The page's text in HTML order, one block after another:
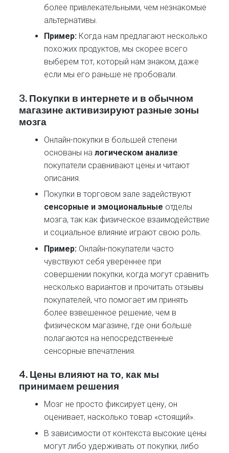
более привлекательными, чем незнакомые
альтернативы.
Пример: Когда нам предлагают несколько
похожих продуктов, мы скорее всего
выберем тот, который нам знаком, даже
если мы его раньше не пробовали.
3. Покупки в интернете и в обычном
магазине активизируют разные зоны
мозга
Онлайн-покупки в большей степени
основаны налогическом анализе:
покупатели сравнивают цены и читают
описания.
Покупки в торговом зале задействуют
сенсорные и эмоциональные отделы
мозга, так как физическое взаимодействие
и социальное влияние играют свою роль.
Пример: Онлайн-покупатели часто
чувствуют себя увереннее при
совершении покупки, когда могут сравнить
несколько вариантов и прочитать отзывы
покупателей, что помогает им принять
более взвешенное решение, чем в
физическом магазине, где они больше
полагаются на непосредственные
сенсорные впечатления.
4. Цены влияют на то, как мы
принимаем решения
Мозг не просто фиксирует цену, он
оценивает, насколько товар «стоящий».
В зависимости от контекста высокие цены
могут либо удерживать от покупки, либо